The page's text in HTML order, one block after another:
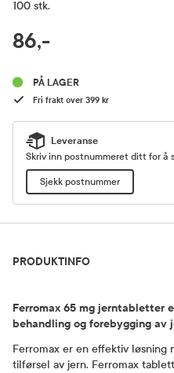
100 stk.
RABATTPROSENT
86,-
PÅ LAGER
Fri frakt over 399 kr
Leveranse
Skriv inn postnummeret ditt for å
Sjekk postnummer
PRODUKTINFO
Ferromax 65 mg
behandling og forebygging av
Ferromax er en effektiv løsning
tilførsel av jern. Ferromax